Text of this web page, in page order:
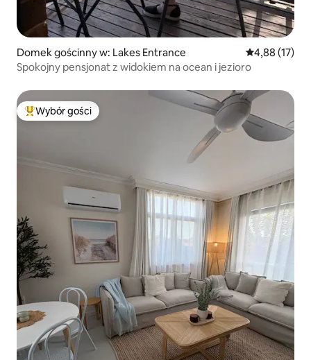
Domek gościnny w: Lakes Entrance Średnia
4,88 (17)
Spokojny pensjonat z widokiem na ocean i jezioro
Najpopularniejsze z kategorii Wybór gości
Wybór gości